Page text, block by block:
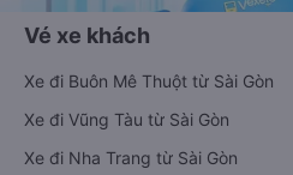
Vé xe khách
Xe đi Buôn Mê Thuột từ Sài Gòn
Xe đi Vũng Tàu từ Sài Gòn
Xe đi Nha Trang từ Sài Gòn